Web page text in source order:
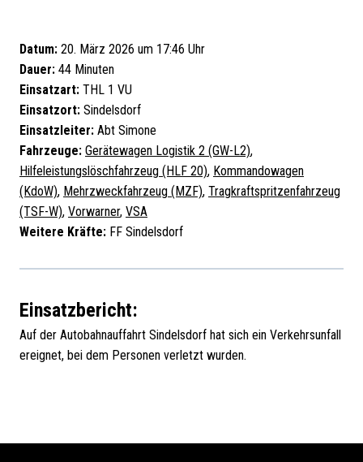
Datum: 20. März 2026 um 17:46 Uhr
Dauer: 44 Minuten
Einsatzart: THL 1 VU
Einsatzort: Sindelsdorf
Einsatzleiter: Abt Simone
Fahrzeuge: Gerätewagen Logistik 2 (GW-L2),
Hilfeleistungslöschfahrzeug (HLF 20), Kommandowagen
(KdoW), Mehrzweckfahrzeug (MZF), Tragkraftspritzenfahrzeug
(TSF-W), Vorwarner, VSA
Weitere Kräfte: FF Sindelsdorf
Einsatzbericht:
Auf der Autobahnauffahrt Sindelsdorf hat sich ein Verkehrsunfall
ereignet, bei dem Personen verletzt wurden.